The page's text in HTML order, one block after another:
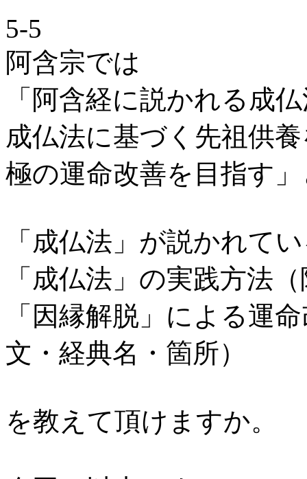
5-5
阿含宗では
「阿含経に説かれる成
成仏法に基づく先祖供
極の運命改善を目指す
「成仏法」が説かれて
「成仏法」の実践方法
「因縁解脱」による運
文・経典名・箇所）
を教えて頂けますか。